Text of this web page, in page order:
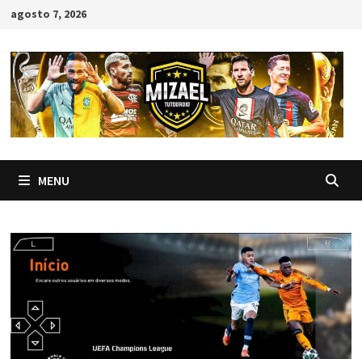
Skip
content
agosto 7, 2026
MENU